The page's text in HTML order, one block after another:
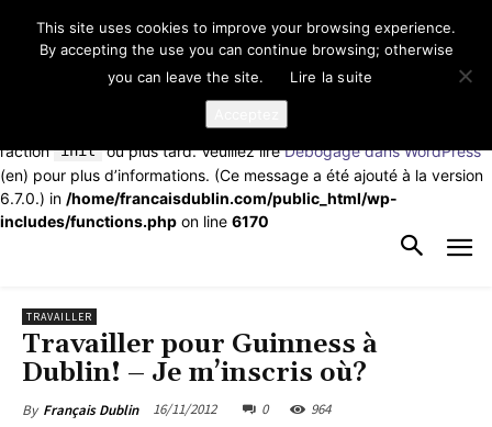
Notice: La fonction _load_textdomain_just_in_time a été appelée de
façonincorrecte. Le chargement de la traduction pour le domaine
td-cloud-library a été déclenché trop tôt. Cela indique
généralement que du code dans l’extension ou le thème s’exécute
trop tôt. Les traductions doivent être chargées au moment de
l’action init ou plus tard. Veuillez lireDébogage dans WordPress
(en) pour plus d’informations. (Ce message a été ajouté à la version
6.7.0.) in /home/francaisdublin.com/public_html/wp-
includes/functions.php on line 6170
TRAVAILLER
Travailler pour Guinness à
Dublin! – Je m’inscris où?
By Français Dublin 16/11/2012 0 964
This site uses cookies to improve your browsing experience.
By accepting the use you can continue browsing; otherwise
you can leave the site.
Lire la suite